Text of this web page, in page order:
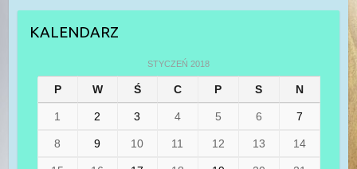
KALENDARZ
STYCZEŃ 2018
P W Ś C P S N
1 2 3 4 5 6 7
8 9 10 11 12 13 14